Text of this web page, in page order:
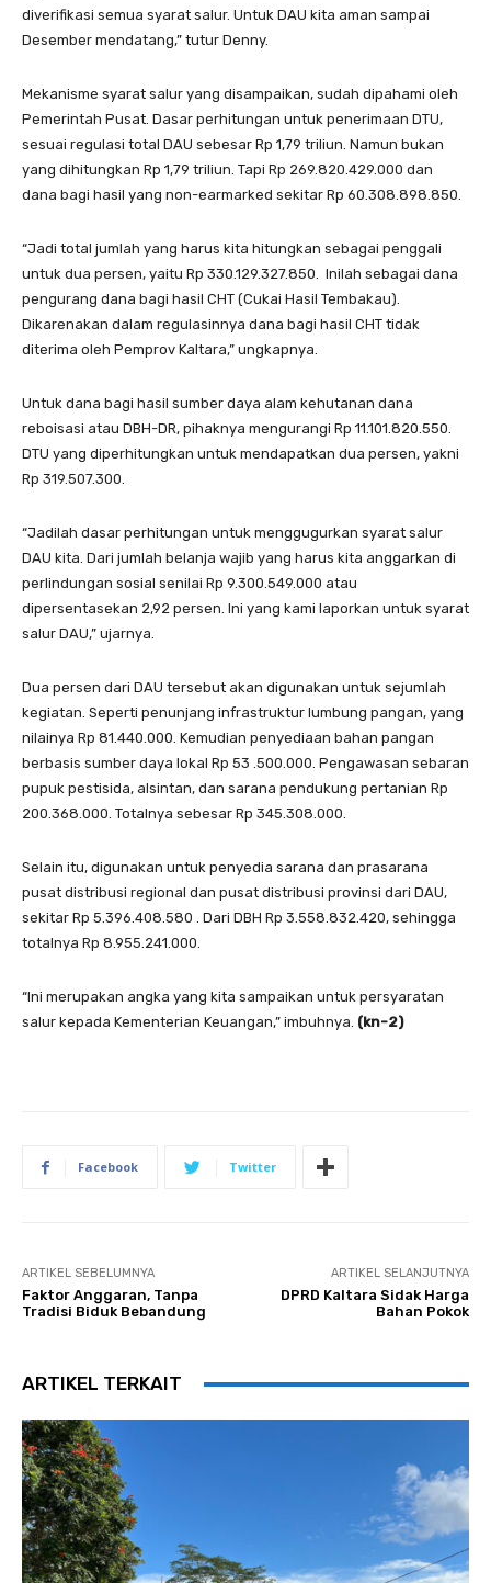
diverifikasi semua syarat salur. Untuk DAU kita aman sampai
Desember mendatang,” tutur Denny.
Mekanisme syarat salur yang disampaikan, sudah dipahami oleh
Pemerintah Pusat. Dasar perhitungan untuk penerimaan DTU,
sesuai regulasi total DAU sebesar Rp 1,79 triliun. Namun bukan
yang dihitungkan Rp 1,79 triliun. Tapi Rp 269.820.429.000 dan
dana bagi hasil yang non-earmarked sekitar Rp 60.308.898.850.
“Jadi total jumlah yang harus kita hitungkan sebagai penggali
untuk dua persen, yaitu Rp 330.129.327.850. Inilah sebagai dana
pengurang dana bagi hasil CHT (Cukai Hasil Tembakau).
Dikarenakan dalam regulasinnya dana bagi hasil CHT tidak
diterima oleh Pemprov Kaltara,” ungkapnya.
Untuk dana bagi hasil sumber daya alam kehutanan dana
reboisasi atau DBH-DR, pihaknya mengurangi Rp 11.101.820.550.
DTU yang diperhitungkan untuk mendapatkan dua persen, yakni
Rp 319.507.300.
“Jadilah dasar perhitungan untuk menggugurkan syarat salur
DAU kita. Dari jumlah belanja wajib yang harus kita anggarkan di
perlindungan sosial senilai Rp 9.300.549.000 atau
dipersentasekan 2,92 persen. Ini yang kami laporkan untuk syarat
salur DAU,” ujarnya.
Dua persen dari DAU tersebut akan digunakan untuk sejumlah
kegiatan. Seperti penunjang infrastruktur lumbung pangan, yang
nilainya Rp 81.440.000. Kemudian penyediaan bahan pangan
berbasis sumber daya lokal Rp 53 .500.000. Pengawasan sebaran
pupuk pestisida, alsintan, dan sarana pendukung pertanian Rp
200.368.000. Totalnya sebesar Rp 345.308.000.
Selain itu, digunakan untuk penyedia sarana dan prasarana
pusat distribusi regional dan pusat distribusi provinsi dari DAU,
sekitar Rp 5.396.408.580 . Dari DBH Rp 3.558.832.420, sehingga
totalnya Rp 8.955.241.000.
“Ini merupakan angka yang kita sampaikan untuk persyaratan
salur kepada Kementerian Keuangan,” imbuhnya. (kn-2)
Facebook Twitter
ARTIKEL SEBELUMNYA
Faktor Anggaran, Tanpa
Tradisi Biduk Bebandung
ARTIKEL SELANJUTNYA
DPRD Kaltara Sidak Harga
Bahan Pokok
ARTIKEL TERKAIT